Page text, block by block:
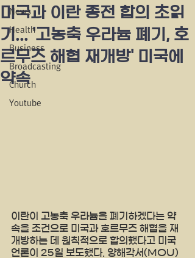
News
Health
Business
Broadcasting
Church
Youtube
미국과 이란 종전 합의 초읽
기... '고농축 우라늄 폐기, 호
르무즈 해협 재개방' 미국에
약속
이란이 고농축 우라늄을 폐기하겠다는 약
속을 조건으로 미국과 호르무즈 해협을 재
개방하는 데 원칙적으로 합의했다고 미국
언론이 25일 보도했다. 양해각서(MOU)